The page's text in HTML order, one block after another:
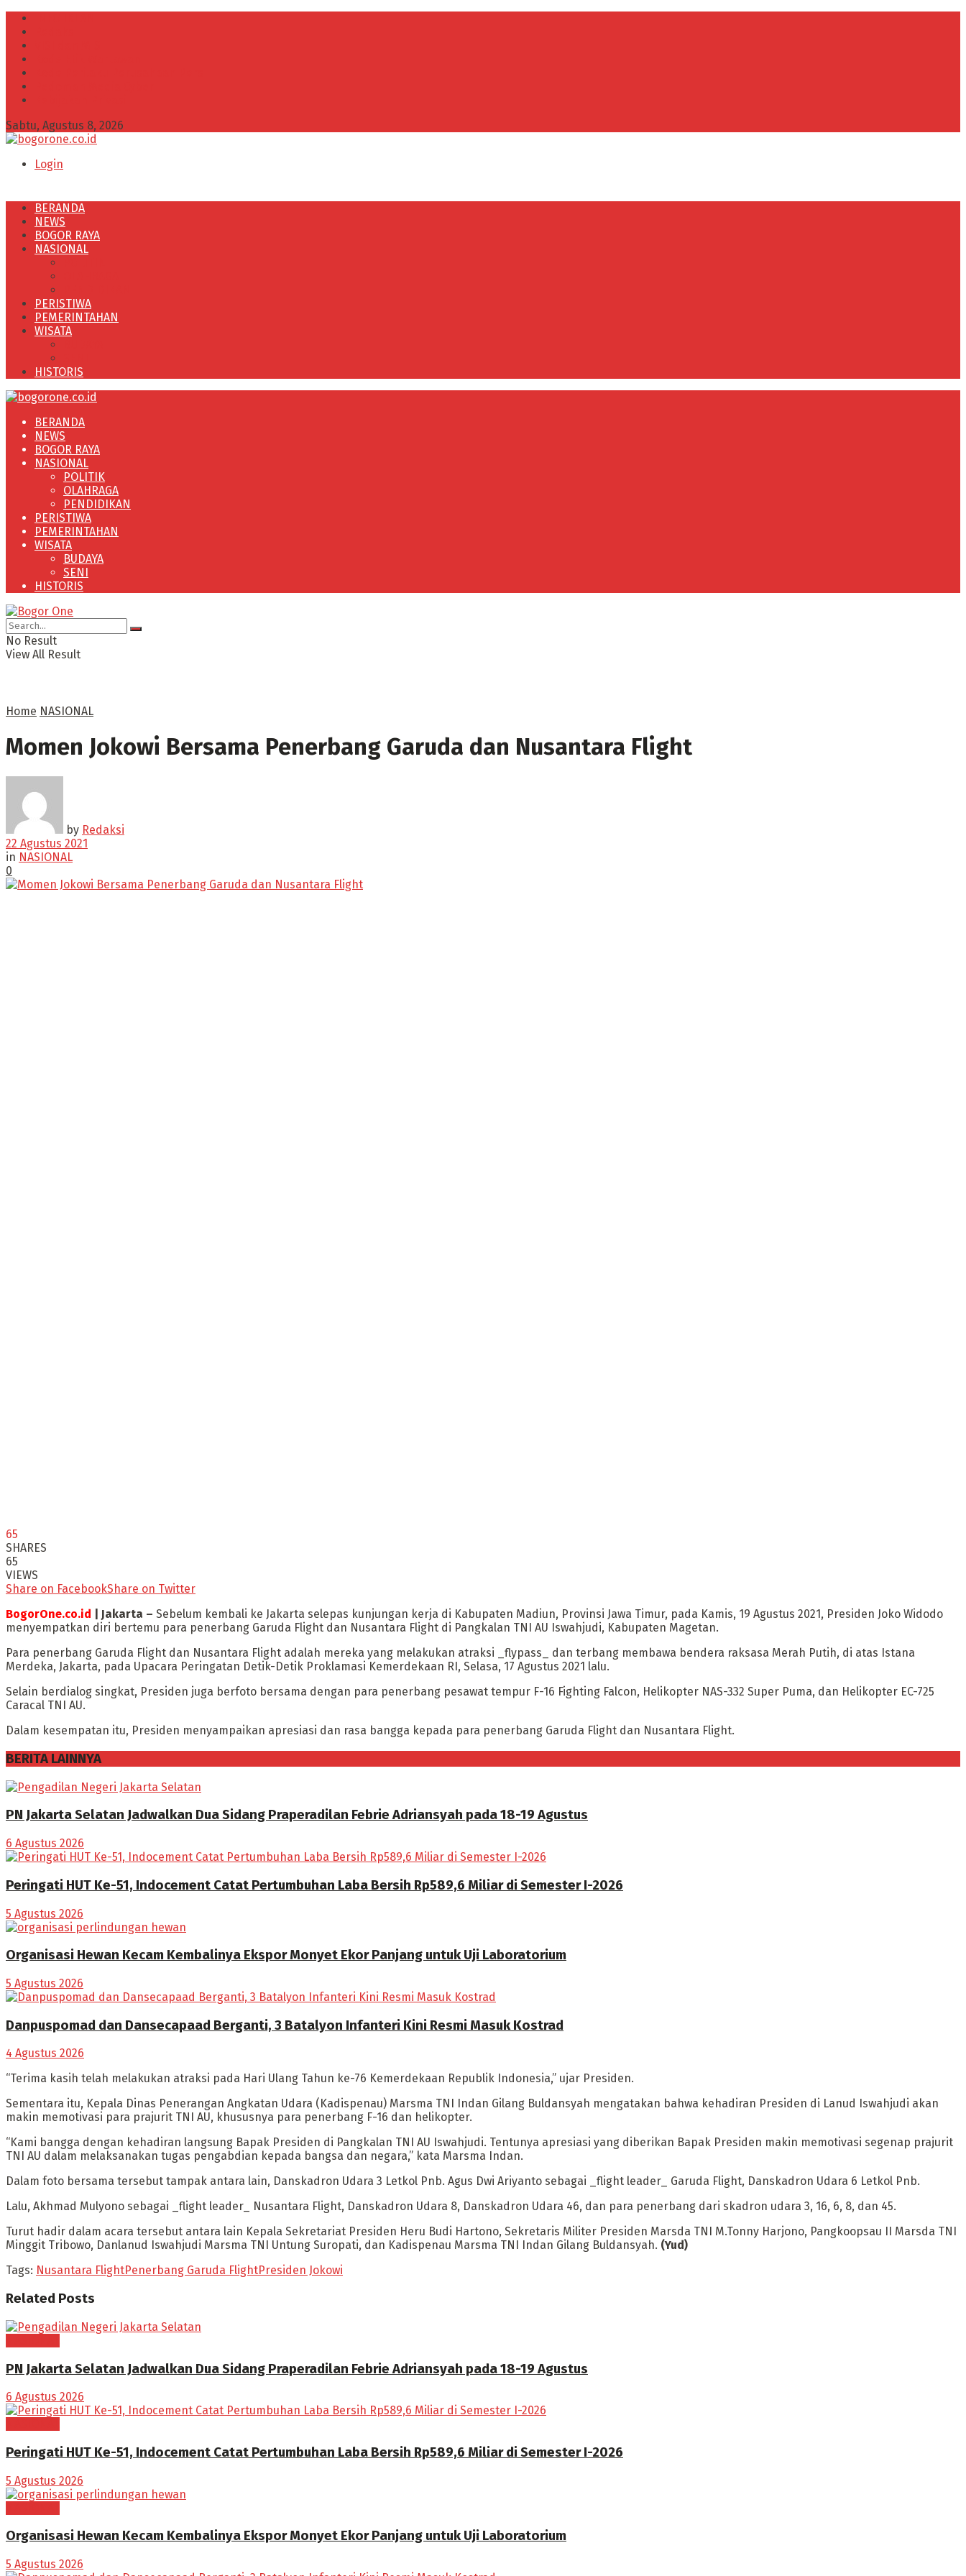
Sabtu, Agustus 8, 2026
Login
BERANDA
NEWS
BOGOR RAYA
NASIONAL
PERISTIWA
PEMERINTAHAN
WISATA
HISTORIS
BERANDA
NEWS
BOGOR RAYA
NASIONAL
POLITIK
OLAHRAGA
PENDIDIKAN
PERISTIWA
PEMERINTAHAN
WISATA
BUDAYA
SENI
HISTORIS
No Result
View All Result
Home NASIONAL
Momen Jokowi Bersama Penerbang Garuda dan Nusantara Flight
by Redaksi
22 Agustus 2021
in NASIONAL
0
65
SHARES
65
VIEWS
Share on FacebookShare on Twitter
BogorOne.co.id
| Jakarta – Sebelum kembali ke Jakarta selepas kunjungan kerja di Kabupaten Madiun, Provinsi Jawa Timur, pada Kamis, 19 Agustus 2021, Presiden Joko Widodo
menyempatkan diri bertemu para penerbang Garuda Flight dan Nusantara Flight di Pangkalan TNI AU Iswahjudi, Kabupaten Magetan.
Para penerbang Garuda Flight dan Nusantara Flight adalah mereka yang melakukan atraksi _flypass_ dan terbang membawa bendera raksasa Merah Putih, di atas Istana
Merdeka, Jakarta, pada Upacara Peringatan Detik-Detik Proklamasi Kemerdekaan RI, Selasa, 17 Agustus 2021 lalu.
Selain berdialog singkat, Presiden juga berfoto bersama dengan para penerbang pesawat tempur F-16 Fighting Falcon, Helikopter NAS-332 Super Puma, dan Helikopter EC-725
Caracal TNI AU.
Dalam kesempatan itu, Presiden menyampaikan apresiasi dan rasa bangga kepada para penerbang Garuda Flight dan Nusantara Flight.
BERITA LAINNYA
PN Jakarta Selatan Jadwalkan Dua Sidang Praperadilan Febrie Adriansyah pada 18-19 Agustus
6 Agustus 2026
Peringati HUT Ke-51, Indocement Catat Pertumbuhan Laba Bersih Rp589,6 Miliar di Semester I-2026
5 Agustus 2026
Organisasi Hewan Kecam Kembalinya Ekspor Monyet Ekor Panjang untuk Uji Laboratorium
5 Agustus 2026
Danpuspomad dan Dansecapaad Berganti, 3 Batalyon Infanteri Kini Resmi Masuk Kostrad
4 Agustus 2026
“Terima kasih telah melakukan atraksi pada Hari Ulang Tahun ke-76 Kemerdekaan Republik Indonesia,” ujar Presiden.
Sementara itu, Kepala Dinas Penerangan Angkatan Udara (Kadispenau) Marsma TNI Indan Gilang Buldansyah mengatakan bahwa kehadiran Presiden di Lanud Iswahjudi akan
makin memotivasi para prajurit TNI AU, khususnya para penerbang F-16 dan helikopter.
“Kami bangga dengan kehadiran langsung Bapak Presiden di Pangkalan TNI AU Iswahjudi. Tentunya apresiasi yang diberikan Bapak Presiden makin memotivasi segenap prajurit
TNI AU dalam melaksanakan tugas pengabdian kepada bangsa dan negara,” kata Marsma Indan.
Dalam foto bersama tersebut tampak antara lain, Danskadron Udara 3 Letkol Pnb. Agus Dwi Ariyanto sebagai _flight leader_ Garuda Flight, Danskadron Udara 6 Letkol Pnb.
Lalu, Akhmad Mulyono sebagai _flight leader_ Nusantara Flight, Danskadron Udara 8, Danskadron Udara 46, dan para penerbang dari skadron udara 3, 16, 6, 8, dan 45.
Turut hadir dalam acara tersebut antara lain Kepala Sekretariat Presiden Heru Budi Hartono, Sekretaris Militer Presiden Marsda TNI M.Tonny Harjono, Pangkoopsau II Marsda TNI
Minggit Tribowo, Danlanud Iswahjudi Marsma TNI Untung Suropati, dan Kadispenau Marsma TNI Indan Gilang Buldansyah. (Yud)
Tags: Nusantara FlightPenerbang Garuda FlightPresiden Jokowi
Related Posts
PN Jakarta Selatan Jadwalkan Dua Sidang Praperadilan Febrie Adriansyah pada 18-19 Agustus
6 Agustus 2026
Peringati HUT Ke-51, Indocement Catat Pertumbuhan Laba Bersih Rp589,6 Miliar di Semester I-2026
5 Agustus 2026
Organisasi Hewan Kecam Kembalinya Ekspor Monyet Ekor Panjang untuk Uji Laboratorium
5 Agustus 2026